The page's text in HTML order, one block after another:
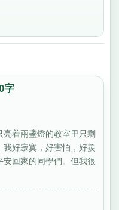
字
着兩盞燈的教室里只剩
好寂寞，好害怕，好羨
回家的同學們。但我很